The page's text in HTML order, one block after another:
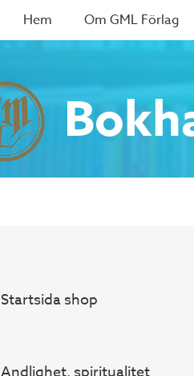
Hem Om GML Förlag
Startsida shop